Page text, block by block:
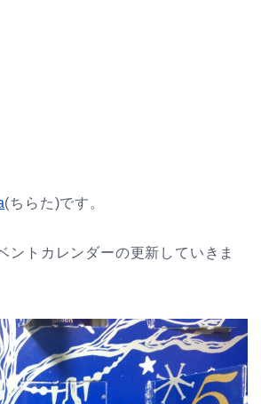
(ちらた)です。
ントカレンダーの更新していきま